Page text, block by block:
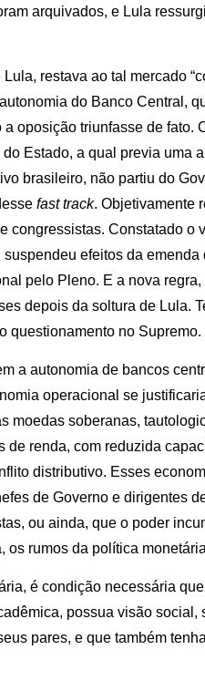
arquivados, e Lula
restava ao tal mercado
do Banco Central,
oposição triunfasse de fato.
Estado, a qual previa uma
brasileiro, não partiu do
fast track. Objetivamente
congressistas. Constatado o
efeitos da emenda
pelo Pleno. E a nova
depois da soltura de Lula.
questionamento no Supremo.
a autonomia de bancos
operacional se
moedas soberanas,
de renda, com reduzida
distributivo. Esses
de Governo e dirigentes
ou ainda, que o poder
os rumos da política
é condição necessária
possua visão social,
pares, e que também